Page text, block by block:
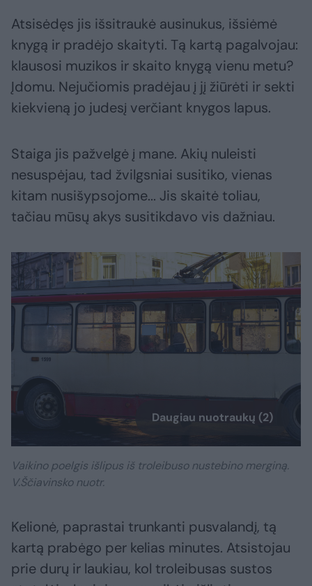
Atsisėdęs jis išsitraukė ausinukus, išsiėmė
knygą ir pradėjo skaityti. Tą kartą pagalvojau:
klausosi muzikos ir skaito knygą vienu metu?
Įdomu. Nejučiomis pradėjau į jį žiūrėti ir sekti
kiekvieną jo judesį verčiant knygos lapus.
Staiga jis pažvelgė į mane. Akių nuleisti
nesuspėjau, tad žvilgsniai susitiko, vienas
kitam nusišypsojome... Jis skaitė toliau,
tačiau mūsų akys susitikdavo vis dažniau.
Daugiau nuotraukų (2)
Vaikino poelgis išlipus iš troleibuso nustebino merginą.
V.Ščiavinsko nuotr.
Kelionė, paprastai trunkanti pusvalandį, tą
kartą prabėgo per kelias minutes. Atsistojau
prie durų ir laukiau, kol troleibusas sustos